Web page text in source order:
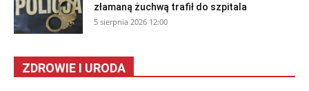
złamaną żuchwą trafił do szpitala
5 sierpnia 2026 12:00
ZDROWIE I URODA